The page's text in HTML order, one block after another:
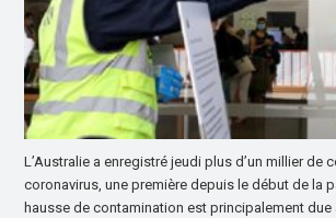
L’Australie a enregistré jeudi plus d’un millier de
coronavirus, une première depuis le début de la
hausse de contamination est principalement